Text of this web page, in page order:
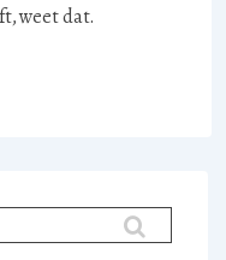
weet dat.